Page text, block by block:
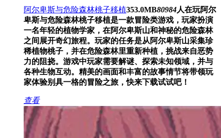
阿尔卑斯与危险森林桃子移植353.0MB80984人在玩阿尔
卑斯与危险森林桃子移植是一款冒险类游戏，玩家扮演
一名年轻的植物学家，在阿尔卑斯山和神秘的危险森林
之间展开奇幻旅程。玩家的任务是从阿尔卑斯山采集珍
稀植物桃子，并在危险森林里重新种植，挑战来自恶势
力的阻挠。游戏中玩家需要解谜、探索未知领域，并与
各种生物互动。精美的画面和丰富的故事情节将带领玩
家体验别具一格的冒险之旅，快来下载试试吧！
查看